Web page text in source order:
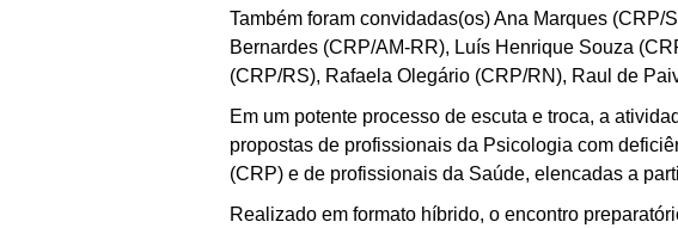
Também foram convidadas(os) Ana Marques
Bernardes (CRP/AM-RR), Luís Henrique Souza
(CRP/RS), Rafaela Olegário (CRP/RN), Raul de
Em um potente processo de escuta e troca, a
propostas de profissionais da Psicologia com
(CRP) e de profissionais da Saúde, elencadas a
Realizado em formato híbrido, o encontro